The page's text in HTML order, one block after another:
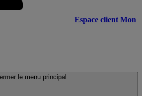
Espace client Mon
le menu principal